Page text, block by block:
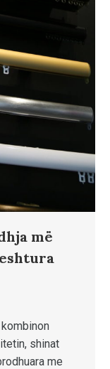
më
shinat
me